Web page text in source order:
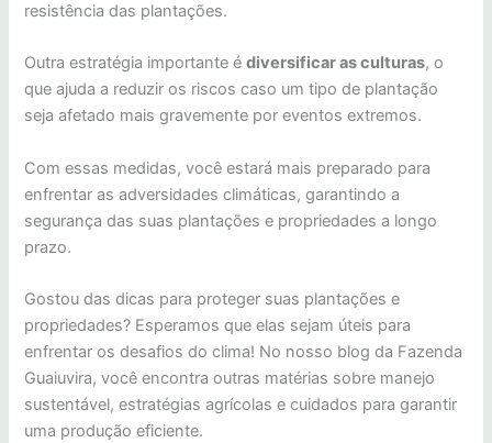
resistência das plantações.
Outra estratégia importante édiversificar as culturas, o
que ajuda a reduzir os riscos caso um tipo de plantação
seja afetado mais gravemente por eventos extremos.
Com essas medidas, você estará mais preparado para
enfrentar as adversidades climáticas, garantindo a
segurança das suas plantações e propriedades a longo
prazo.
Gostou das dicas para proteger suas plantações e
propriedades? Esperamos que elas sejam úteis para
enfrentar os desafios do clima! No nosso blog da Fazenda
Guaiuvira, você encontra outras matérias sobre manejo
sustentável, estratégias agrícolas e cuidados para garantir
uma produção eficiente.